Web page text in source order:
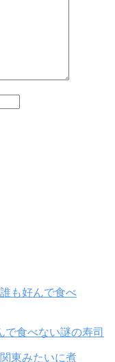
で食べない謎の寿司